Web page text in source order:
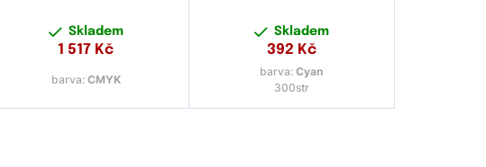
Skladem
1 517 Kč
barva: CMYK
Skladem
392 Kč
barva:Cyan
300str